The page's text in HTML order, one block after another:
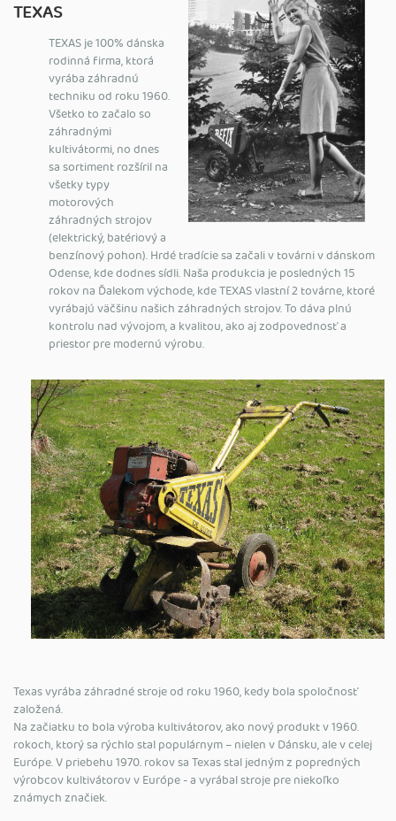
TEXAS
TEXAS je 100% dánska
rodinná firma, ktorá
vyrába záhradnú
techniku od roku 1960.
Všetko to začalo so
záhradnými
kultivátormi, no dnes
sa sortiment rozšíril na
všetky typy
motorových
záhradných strojov
(elektrický, batériový a
benzínový pohon). Hrdé tradície sa začali v továrni v dánskom
Odense, kde dodnes sídli. Naša produkcia je posledných 15
rokov na Ďalekom východe, kde TEXAS vlastní 2 továrne, ktoré
vyrábajú väčšinu našich záhradných strojov. To dáva plnú
kontrolu nad vývojom, a kvalitou, ako aj zodpovednosť a
priestor pre modernú výrobu.
Texas vyrába záhradné stroje od roku 1960, kedy bola spoločnosť
založená.
Na začiatku to bola výroba kultivátorov, ako nový produkt v 1960.
rokoch, ktorý sa rýchlo stal populárnym – nielen v Dánsku, ale v celej
Európe. V priebehu 1970. rokov sa Texas stal jedným z popredných
výrobcov kultivátorov v Európe - a vyrábal stroje pre niekoľko
známych značiek.